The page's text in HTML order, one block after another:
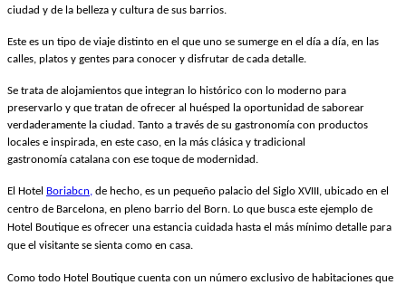
ciudad y de la belleza y cultura de sus barrios.
Este es un tipo de viaje distinto en el que uno se sumerge en el día a día, en las
calles, platos y gentes para conocer y disfrutar de cada detalle.
Se trata de alojamientos que integran lo histórico con lo moderno para
preservarlo y que tratan de ofrecer al huésped la oportunidad de saborear
verdaderamente la ciudad. Tanto a través de su gastronomía con productos
locales e inspirada, en este caso, en la más clásica y tradicional
gastronomía catalana con ese toque de modernidad.
El Hotel Boriabcn, de hecho, es un pequeño palacio del Siglo XVIII, ubicado en el
centro de Barcelona, en pleno barrio del Born. Lo que busca este ejemplo de
Hotel Boutique es ofrecer una estancia cuidada hasta el más mínimo detalle para
que el visitante se sienta como en casa.
Como todo Hotel Boutique cuenta con un número exclusivo de habitaciones que